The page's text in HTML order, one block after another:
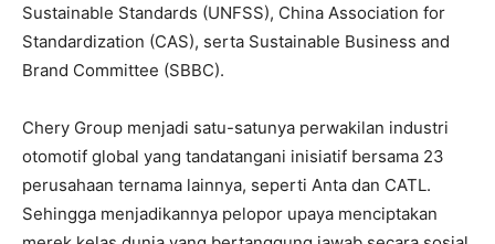
Sustainable Standards (UNFSS), China Association for
Standardization (CAS), serta Sustainable Business and
Brand Committee (SBBC).
Chery Group menjadi satu-satunya perwakilan industri
otomotif global yang tandatangani inisiatif bersama 23
perusahaan ternama lainnya, seperti Anta dan CATL.
Sehingga menjadikannya pelopor upaya menciptakan